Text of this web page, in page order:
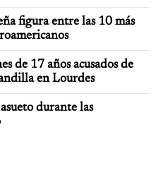
figura entre las 10 más
de 17 años acusados de
en Lourdes
durante las